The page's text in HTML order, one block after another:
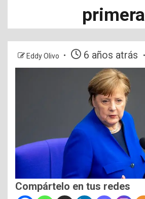
primera
Eddy Olivo 6 años atrás
Compártelo en tus redes